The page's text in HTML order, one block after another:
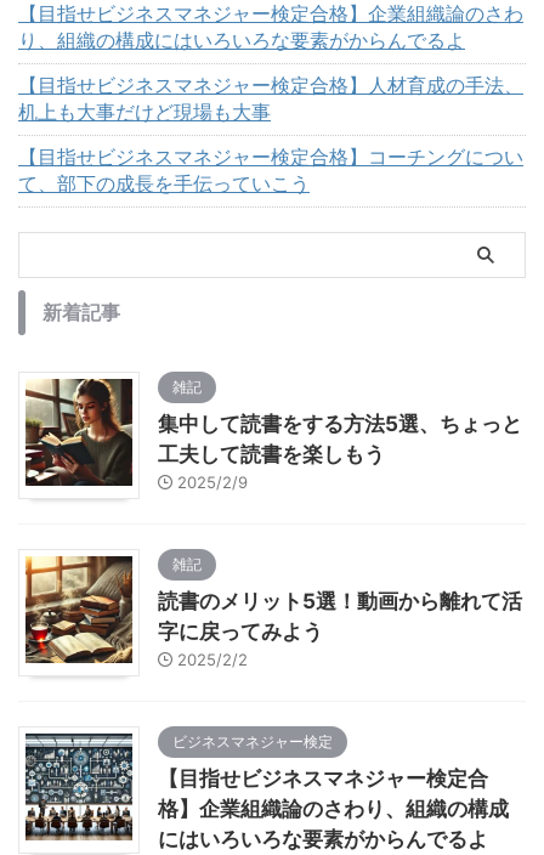
【目指せビジネスマネジャー検定合格】企業組織論のさわ
り、組織の構成にはいろいろな要素がからんでるよ
【目指せビジネスマネジャー検定合格】人材育成の手法、
机上も大事だけど現場も大事
【目指せビジネスマネジャー検定合格】コーチングについ
て、部下の成長を手伝っていこう
新着記事
雑記
集中して読書をする方法5選、ちょっと
工夫して読書を楽しもう
2025/2/9
雑記
読書のメリット5選！動画から離れて活
字に戻ってみよう
2025/2/2
ビジネスマネジャー検定
【目指せビジネスマネジャー検定合
格】企業組織論のさわり、組織の構成
にはいろいろな要素がからんでるよ